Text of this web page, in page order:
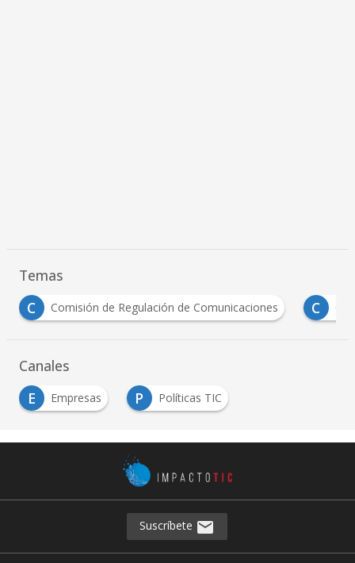
Temas
C
CRC M Marcelo Cataldo O operadores
Canales
E
Empresas P Políticas TIC
Suscríbete